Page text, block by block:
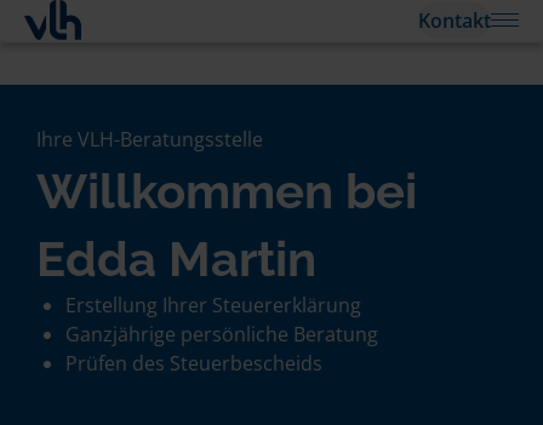
Kontakt
Ihre VLH-Beratungsstelle
Willkommen bei
Edda Martin
Erstellung Ihrer Steuererklärung
Ganzjährige persönliche Beratung
Prüfen des Steuerbescheids